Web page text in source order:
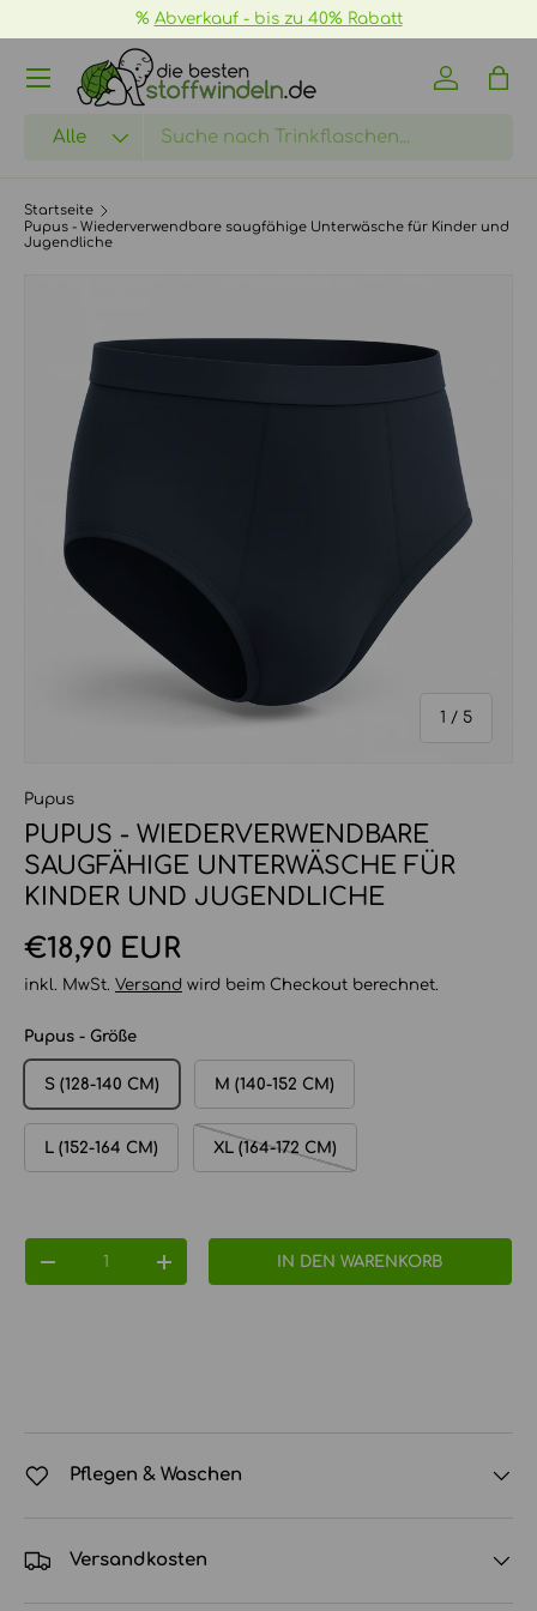
DIREKT ZUM INHALT
% Abverkauf - bis zu 40% Rabatt
Suchen
Alle
Einloggen
Startseite
Pupus - Wiederverwendbare saugfähige Unterwäsche für Kinder und
Jugendliche
1 / von
5
Pupus
PUPUS - WIEDERVERWENDBARE
SAUGFÄHIGE UNTERWÄSCHE FÜR
KINDER UND JUGENDLICHE
Normaler Preis
€18,90 EUR
inkl. MwSt. Versand wird beim Checkout berechnet.
Pupus - Größe
S (128-140 CM) M (140-152 CM)
L (152-164 CM) XL (164-172 CM)
MENGE VERRINGERNMENGE ERHÖHENIN DEN WARENKORB
Pflegen & Waschen
Versandkosten